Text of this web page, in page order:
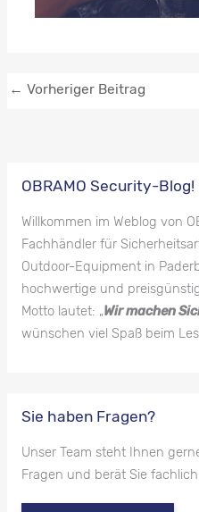
← Vorheriger Beitrag
OBRAMO Security-Blog!
Willkommen im Weblog von
Fachhändler für
Outdoor-Equipment in
hochwertige und
Motto lautet: „Wir machen
wünschen viel Spaß beim
Sie haben Fragen?
Unser Team steht Ihnen
Fragen und berät Sie